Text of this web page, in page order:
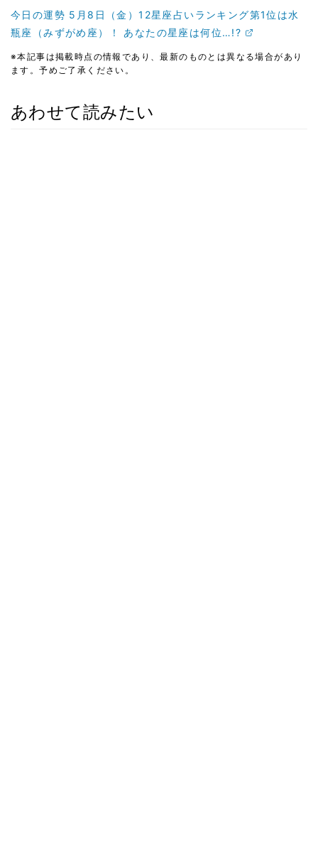
今日の運勢 5月8日（金）12星座占いランキング第1位は水
瓶座（みずがめ座）！ あなたの星座は何位…!?
※本記事は掲載時点の情報であり、最新のものとは異なる場合があり
ます。予めご了承ください。
あわせて読みたい